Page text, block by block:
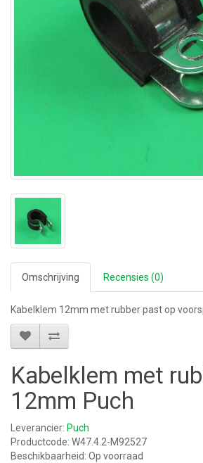
Omschrijving Recensies (0)
Kabelklem 12mm met rubber past op
Kabelklem met
12mm Puch
Leverancier: Puch
Productcode: W47.4.2-M92527
Beschikbaarheid: Op voorraad